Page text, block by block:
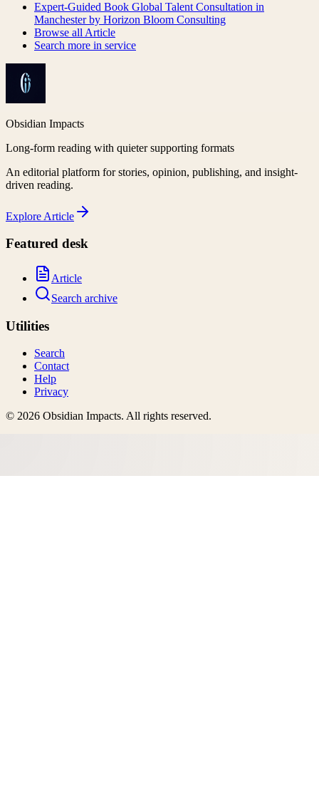
Expert-Guided Book Global Talent Consultation in
Manchester by Horizon Bloom Consulting
Browse all Article
Search more in service
Obsidian Impacts
Long-form reading with quieter supporting formats
An editorial platform for stories, opinion, publishing, and insight-
driven reading.
Explore Article
Featured desk
Article
Search archive
Utilities
Search
Contact
Help
Privacy
© 2026 Obsidian Impacts. All rights reserved.